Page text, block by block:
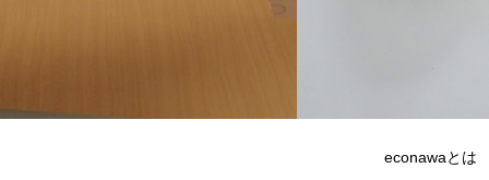
econawaとは